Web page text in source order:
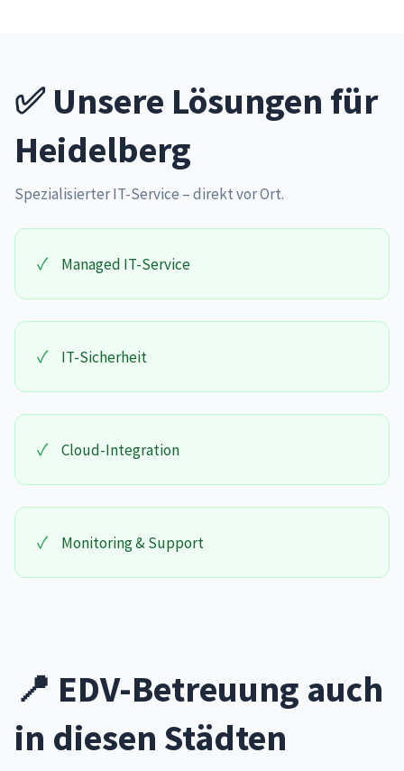
✅ Unsere Lösungen für
Heidelberg
Spezialisierter IT-Service – direkt vor Ort.
✓ Managed IT-Service
✓ IT-Sicherheit
✓ Cloud-Integration
✓ Monitoring & Support
📍 EDV-Betreuung auch
in diesen Städten